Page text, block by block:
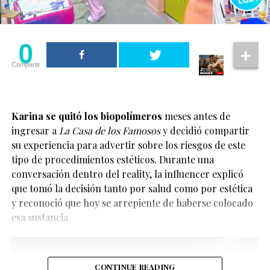
Sus palabras fueron recibidas con aplausos por el
público, que respondió con muestras de cariño y apoyo
Asimismo, Ariana reconoció que durante años permitió
que la negatividad influyera demasiado en su vida.
Ariana Grande habló sobre la
importancia de alejarse de la
negatividad
Uno de los momentos más comentados ocurrió cuando
Ese aprendizaje, explicó, la llevó a tomar la decisión de
La noticia ha emocionado a sus seguidores y a la
comunidad LGBTQ+, ya que la pareja se ha convertido
después de varios meses de comentarios sobre una
0
Compartir
Karina se quitó los biopolímeros meses antes de
ingresar aLa Casa de los Famososy decidió compartir
su experiencia para advertir sobre los riesgos de este
tipo de procedimientos estéticos. Durante una
conversación dentro del reality, la influencer explicó
que tomó la decisión tanto por salud como por estética
y reconoció que hoy se arrepiente de haberse colocado
esa sustancia.
CONTINUE READING